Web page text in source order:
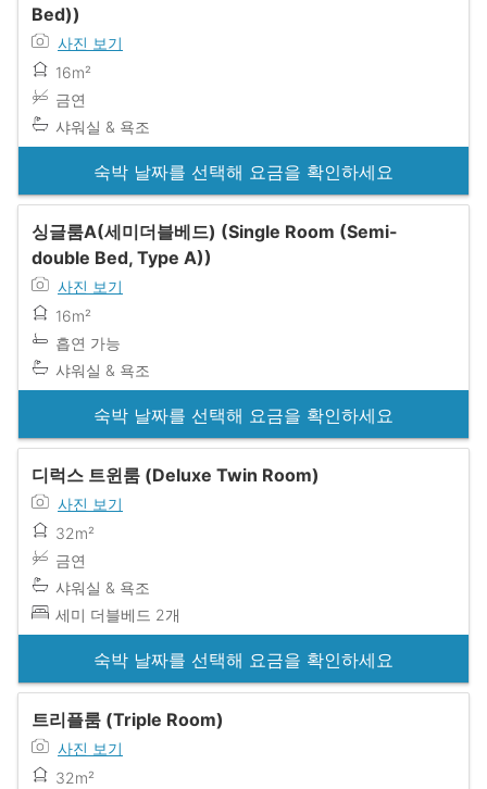
Bed))
사진 보기
16m²
금연
샤워실 & 욕조
숙박 날짜를 선택해 요금을 확인하세요
싱글룸A(세미더블베드) (Single Room (Semi-
double Bed, Type A))
사진 보기
16m²
흡연 가능
샤워실 & 욕조
숙박 날짜를 선택해 요금을 확인하세요
디럭스 트윈룸 (Deluxe Twin Room)
사진 보기
32m²
금연
샤워실 & 욕조
세미 더블베드 2개
숙박 날짜를 선택해 요금을 확인하세요
트리플룸 (Triple Room)
사진 보기
32m²